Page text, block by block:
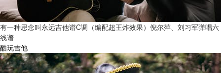
有一种思念叫永远吉他谱C调（编配超王炸效果）倪尔萍、刘习军弹唱六
线谱
酷玩吉他